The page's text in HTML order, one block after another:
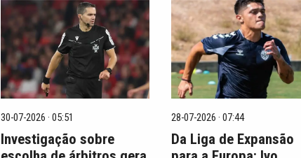
30-07-2026 · 05:51
Investigação sobre
28-07-2026 · 07:44
Da Liga de Expansão